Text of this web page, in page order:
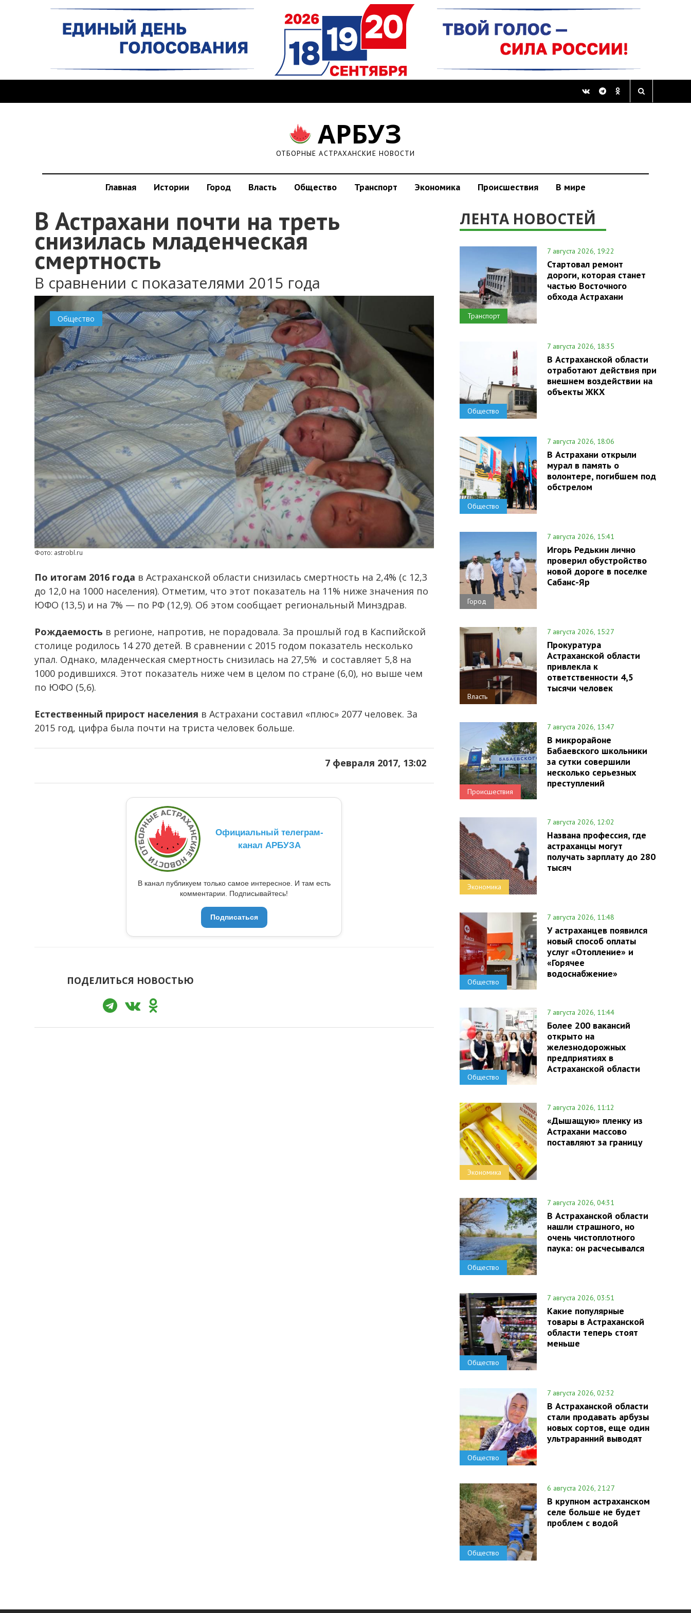
АРБУЗ
ОТБОРНЫЕ АСТРАХАНСКИЕ НОВОСТИ
Главная Истории Город Власть Общество Транспорт Экономика Происшествия В мире
В Астрахани почти на треть
снизилась младенческая
смертность
В сравнении с показателями 2015 года
Общество
Фото: astrobl.ru
По итогам 2016 года в Астраханской области снизилась смертность на 2,4% (с 12,3
до 12,0 на 1000 населения). Отметим, что этот показатель на 11% ниже значения по
ЮФО (13,5) и на 7% — по РФ (12,9). Об этом сообщает региональный Минздрав.
Рождаемость в регионе, напротив, не порадовала. За прошлый год в Каспийской
столице родилось 14 270 детей. В сравнении с 2015 годом показатель несколько
упал. Однако, младенческая смертность снизилась на 27,5% и составляет 5,8 на
1000 родившихся. Этот показатель ниже чем в целом по стране (6,0), но выше чем
по ЮФО (5,6).
Естественный прирост населения в Астрахани составил «плюс» 2077 человек. За
2015 год, цифра была почти на триста человек больше.
7 февраля 2017, 13:02
Официальный телеграм-
канал АРБУЗА
В канал публикуем только самое интересное. И там есть
комментарии. Подписывайтесь!
Подписаться
ПОДЕЛИТЬСЯ НОВОСТЬЮ
ЛЕНТА НОВОСТЕЙ
Транспорт
7 августа 2026, 19:22
Стартовал ремонт
дороги, которая станет
частью Восточного
обхода Астрахани
Общество
7 августа 2026, 18:35
В Астраханской области
отработают действия при
внешнем воздействии на
объекты ЖКХ
Общество
7 августа 2026, 18:06
В Астрахани открыли
мурал в память о
волонтере, погибшем под
обстрелом
Город
7 августа 2026, 15:41
Игорь Редькин лично
проверил обустройство
новой дороге в поселке
Сабанс-Яр
Власть
7 августа 2026, 15:27
Прокуратура
Астраханской области
привлекла к
ответственности 4,5
тысячи человек
Происшествия
7 августа 2026, 13:47
В микрорайоне
Бабаевского школьники
за сутки совершили
несколько серьезных
преступлений
Экономика
7 августа 2026, 12:02
Названа профессия, где
астраханцы могут
получать зарплату до 280
тысяч
Общество
7 августа 2026, 11:48
У астраханцев появился
новый способ оплаты
услуг «Отопление» и
«Горячее
водоснабжение»
Общество
7 августа 2026, 11:44
Более 200 вакансий
открыто на
железнодорожных
предприятиях в
Астраханской области
Экономика
7 августа 2026, 11:12
«Дышащую» пленку из
Астрахани массово
поставляют за границу
Общество
7 августа 2026, 04:31
В Астраханской области
нашли страшного, но
очень чистоплотного
паука: он расчесывался
Общество
7 августа 2026, 03:51
Какие популярные
товары в Астраханской
области теперь стоят
меньше
Общество
7 августа 2026, 02:32
В Астраханской области
стали продавать арбузы
новых сортов, еще один
ультраранний выводят
Общество
6 августа 2026, 21:27
В крупном астраханском
селе больше не будет
проблем с водой